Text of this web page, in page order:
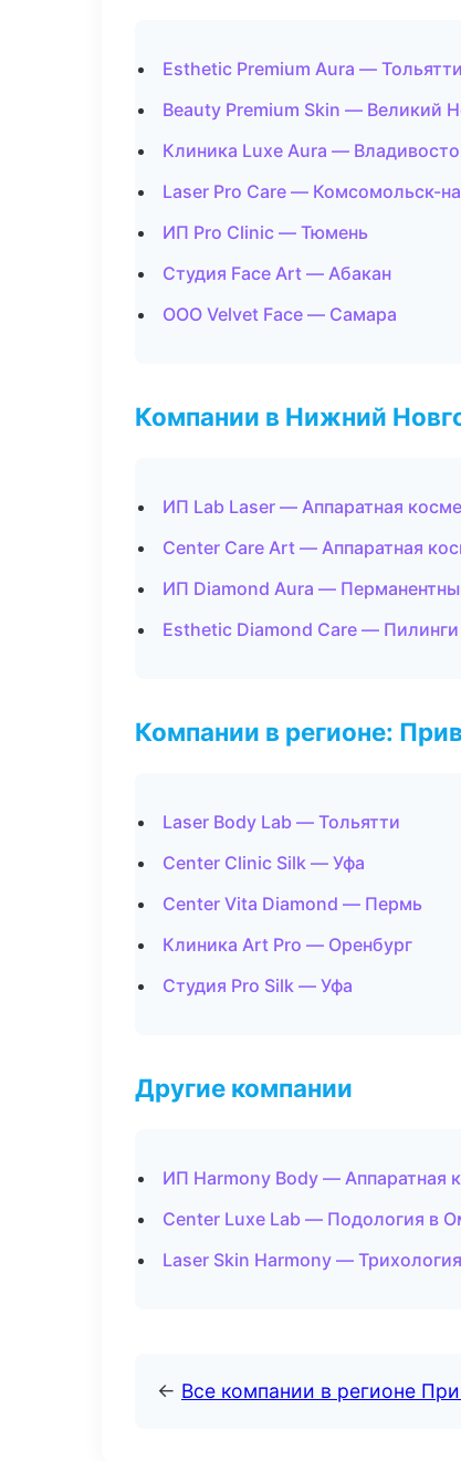
Esthetic Premium Aura — Тольятти
Beauty Premium Skin — Великий
Клиника Luxe Aura —
Laser Pro Care — Комсомольск-
ИП Pro Clinic — Тюмень
Студия Face Art — Абакан
ООО Velvet Face — Самара
Компании в Нижний
ИП Lab Laser — Аппаратная
Center Care Art — Аппаратная
ИП Diamond Aura —
Esthetic Diamond Care — Пилинги
Компании в регионе:
Laser Body Lab — Тольятти
Center Clinic Silk — Уфа
Center Vita Diamond — Пермь
Клиника Art Pro — Оренбург
Студия Pro Silk — Уфа
Другие компании
ИП Harmony Body — Аппаратная
Center Luxe Lab — Подология в
Laser Skin Harmony —
← Все компании в регионе